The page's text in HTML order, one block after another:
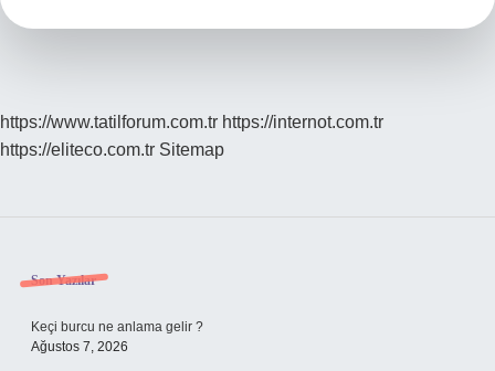
https://www.tatilforum.com.tr https://internot.com.tr
https://eliteco.com.tr Sitemap
Sidebar
Son Yazılar
Keçi burcu ne anlama gelir ?
Ağustos 7, 2026